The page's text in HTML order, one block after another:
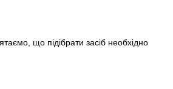
що підібрати засіб необхідно